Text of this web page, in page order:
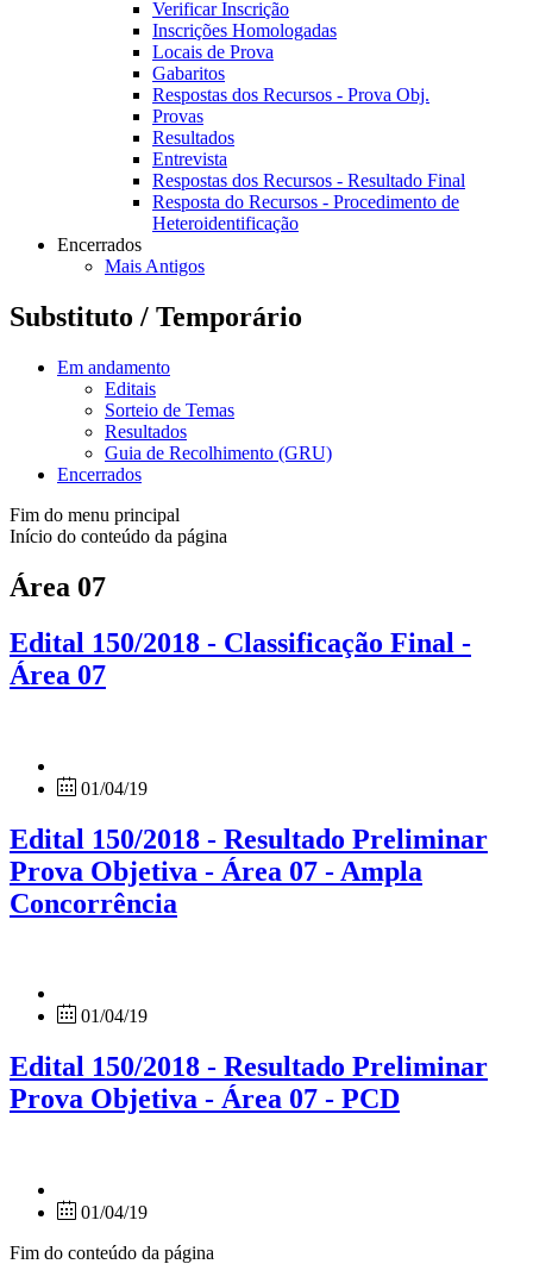
Verificar Inscrição
Inscrições Homologadas
Locais de Prova
Gabaritos
Respostas dos Recursos - Prova Obj.
Provas
Resultados
Entrevista
Respostas dos Recursos - Resultado Final
Resposta do Recursos - Procedimento de
Heteroidentificação
Encerrados
Mais Antigos
Substituto / Temporário
Em andamento
Editais
Sorteio de Temas
Resultados
Guia de Recolhimento (GRU)
Encerrados
Fim do menu principal
Início do conteúdo da página
Área 07
Edital 150/2018 - Classificação Final -
Área 07
01/04/19
Edital 150/2018 - Resultado Preliminar
Prova Objetiva - Área 07 - Ampla
Concorrência
01/04/19
Edital 150/2018 - Resultado Preliminar
Prova Objetiva - Área 07 - PCD
01/04/19
Fim do conteúdo da página